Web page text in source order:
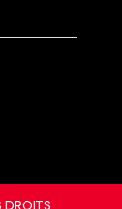
DROITS